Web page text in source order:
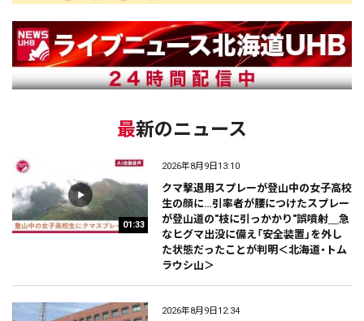
最新のニュース
01:33
2026年8月9日13:10
クマ撃退用スプレーが登山中の女子高校
生の顔に…引率者が腰につけたスプレー
が登山道の"枝に引っかかり"誤噴射＿急
なヒグマ出没に備え「安全装置」を外し
た状態だったことが判明＜北海道・トム
ラウシ山＞
2026年8月9日12:34